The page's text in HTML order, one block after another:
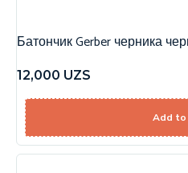
Батончик Gerber черника
12,000 UZS
Add to